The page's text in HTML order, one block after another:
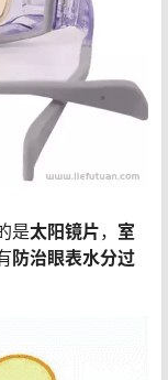
是太阳镜片， 室
防治眼表水分过